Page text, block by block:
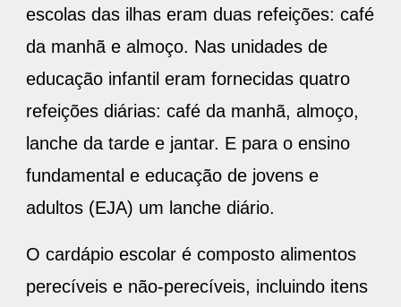
escolas das ilhas eram duas refeições: café
da manhã e almoço. Nas unidades de
educação infantil eram fornecidas quatro
refeições diárias: café da manhã, almoço,
lanche da tarde e jantar. E para o ensino
fundamental e educação de jovens e
adultos (EJA) um lanche diário.
O cardápio escolar é composto alimentos
perecíveis e não-perecíveis, incluindo itens